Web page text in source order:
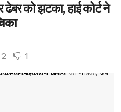
को झटका, हाई कोर्ट ने
2 1